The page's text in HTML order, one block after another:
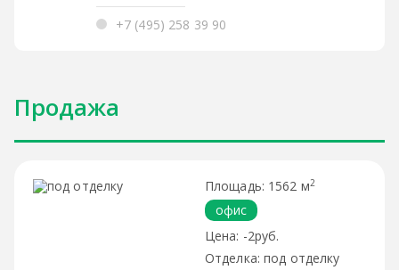
+7 (495) 258 39 90
Продажа
1562 м2
офис
-2руб.
под отделку